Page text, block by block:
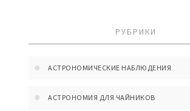
РУБРИКИ
АСТРОНОМИЧЕСКИЕ НАБЛЮДЕНИЯ
АСТРОНОМИЯ ДЛЯ ЧАЙНИКОВ